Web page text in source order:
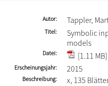
Autor Tappler,
Titel
Symbolic
models
Datei [1.11 MB]
Erscheinungsjahr 2015
Beschreibung x, 135